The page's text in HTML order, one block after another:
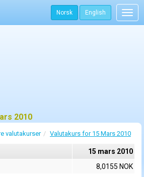
Norsk English
2010
valutakurser Valutakurs for 15 Mars 2010
15 mars 2010
8,0155 NOK